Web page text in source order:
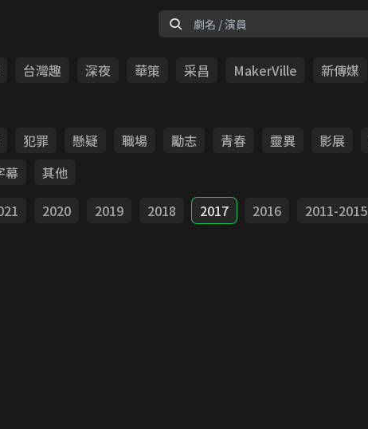
台灣趣 深夜 華策 采昌 MakerVille 新傳媒
犯罪 懸疑 職場 勵志 青春 靈異 影展
幕
其他
2020 2019 2018 2017 2016 2011-2015